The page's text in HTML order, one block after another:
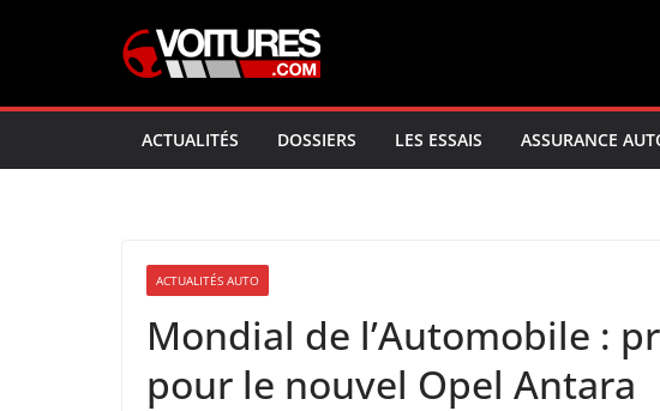
ACTUALITÉS DOSSIERS LES ESSAIS ASSURANCE
ACTUALITÉS AUTO
Mondial de l’Automobile :
pour le nouvel Opel Antara